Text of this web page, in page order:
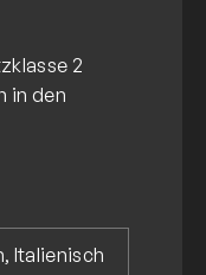
2
in den
Italienisch